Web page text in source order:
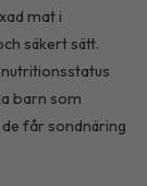
mat i
säkert sätt.
barn som
får sondnäring